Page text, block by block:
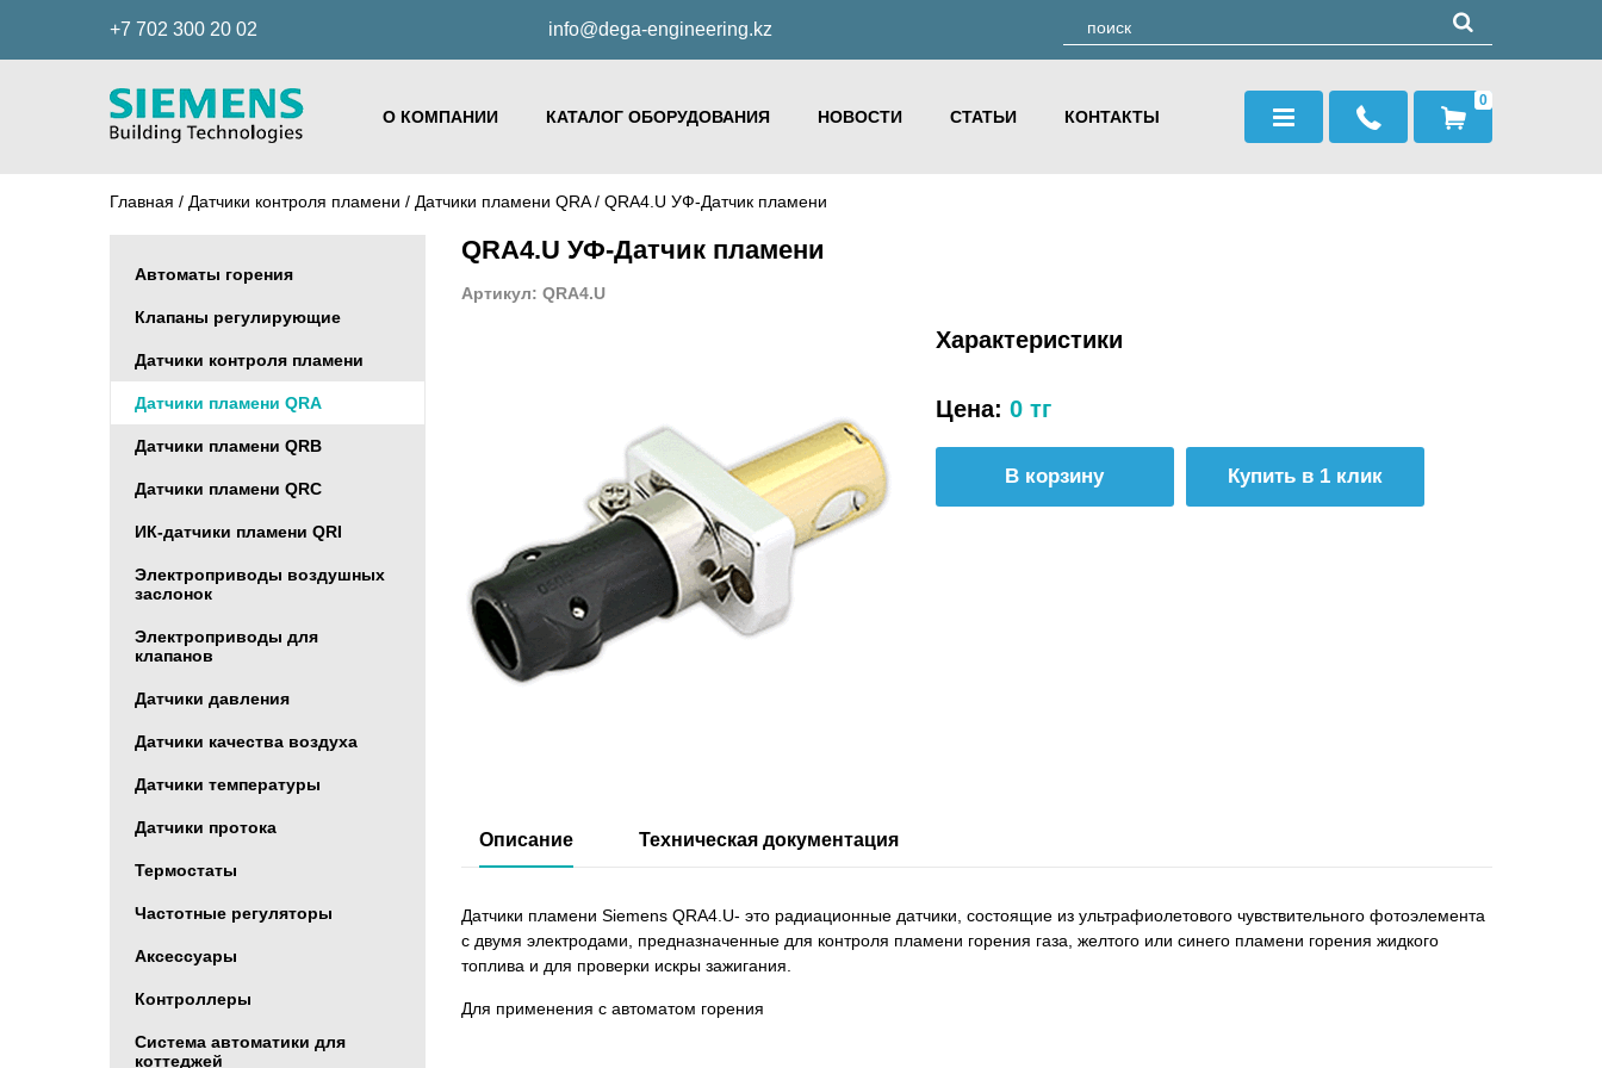
+7 702 300 20 02 info@dega-engineering.kz
О КОМПАНИИ КАТАЛОГ ОБОРУДОВАНИЯ НОВОСТИ СТАТЬИ КОНТАКТЫ
0
Главная / Датчики контроля пламени / Датчики пламени QRA/ QRA4.U УФ-Датчик пламени
Автоматы горения
Клапаны регулирующие
Датчики контроля пламени
Датчики пламени QRA
Датчики пламени QRB
Датчики пламени QRC
ИК-датчики пламени QRI
Электроприводы воздушных
заслонок
Электроприводы для
клапанов
Датчики давления
Датчики качества воздуха
Датчики температуры
Датчики протока
Термостаты
Частотные регуляторы
Аксессуары
Контроллеры
Система автоматики для
коттеджей
QRA4.U УФ-Датчик пламени
Артикул: QRA4.U
Характеристики
Цена: 0 тг
Купить в 1 клик
Описание Техническая документация
Датчики пламени Siemens QRA4.U- это радиационные датчики, состоящие из ультрафиолетового чувствительного фотоэлемента
с двумя электродами, предназначенные для контроля пламени горения газа, желтого или синего пламени горения жидкого
топлива и для проверки искры зажигания.
Для применения с автоматом горения